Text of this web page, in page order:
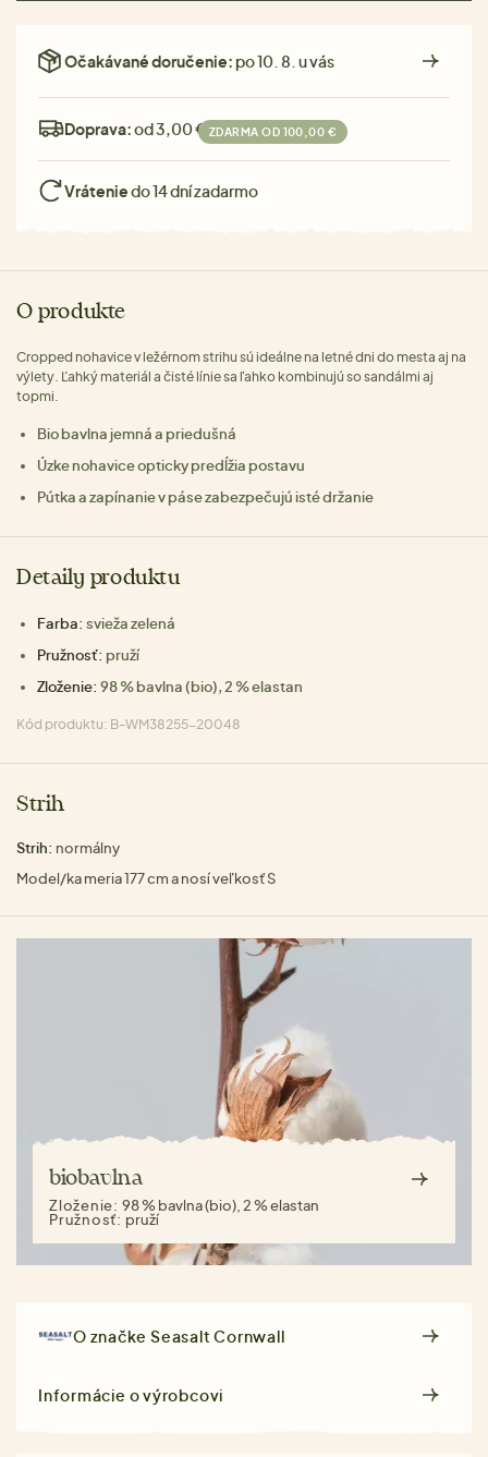
Očakávané doručenie: po 10. 8. u vás
Doprava:od 3,00 € ZDARMA OD 100,00 €
Vráteniedo 14 dní zadarmo
O produkte
Cropped nohavice v ležérnom strihu sú ideálne na letné dni do mesta aj na
výlety. Ľahký materiál a čisté línie sa ľahko kombinujú so sandálmi aj
topmi.
Bio bavlna jemná a priedušná
Úzke nohavice opticky predĺžia postavu
Pútka a zapínanie v páse zabezpečujú isté držanie
Detaily produktu
Farba: svieža zelená
Pružnosť: pruží
Zloženie: 98 % bavlna (bio), 2 % elastan
Kód produktu: B-WM38255-20048
Strih
Strih: normálny
Model/ka meria 177 cm a nosí veľkosť S
biobavlna
Zloženie: 98 % bavlna (bio), 2 % elastan
Pružnosť: pruží
O značkeSeasalt Cornwall
Informácie o výrobcovi